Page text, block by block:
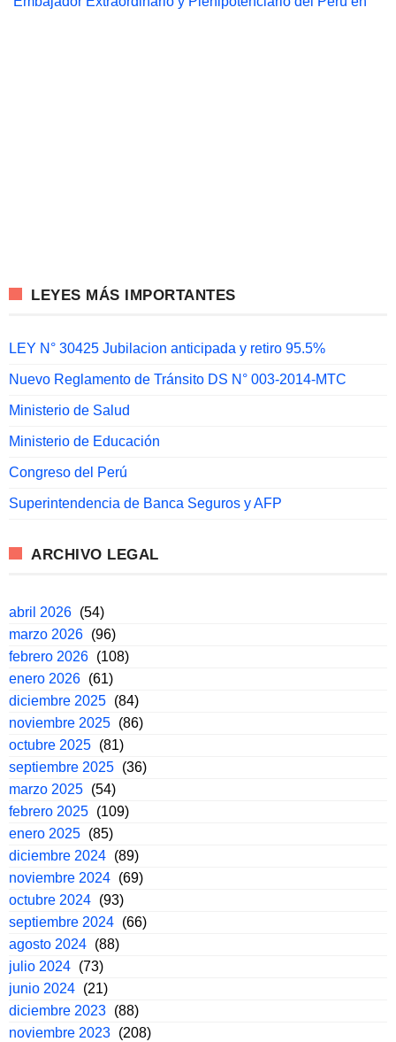
LEYES MÁS IMPORTANTES
LEY N° 30425 Jubilacion anticipada y retiro 95.5%
Nuevo Reglamento de Tránsito DS N° 003-2014-MTC
Ministerio de Salud
Ministerio de Educación
Congreso del Perú
Superintendencia de Banca Seguros y AFP
ARCHIVO LEGAL
abril 2026 (54)
marzo 2026 (96)
febrero 2026 (108)
enero 2026 (61)
diciembre 2025 (84)
noviembre 2025 (86)
octubre 2025 (81)
septiembre 2025 (36)
marzo 2025 (54)
febrero 2025 (109)
enero 2025 (85)
diciembre 2024 (89)
noviembre 2024 (69)
octubre 2024 (93)
septiembre 2024 (66)
agosto 2024 (88)
julio 2024 (73)
junio 2024 (21)
diciembre 2023 (88)
noviembre 2023 (208)